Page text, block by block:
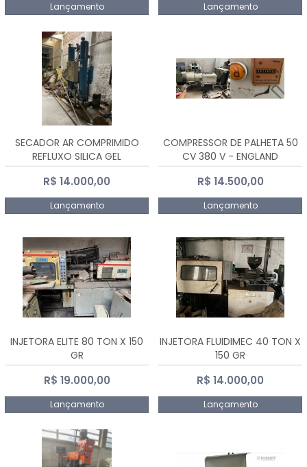
Lançamento Lançamento
SECADOR AR COMPRIMIDO
REFLUXO SILICA GEL
R$ 14.000,00
Lançamento
COMPRESSOR DE PALHETA 50
CV 380 V - ENGLAND
R$ 14.500,00
Lançamento
INJETORA ELITE 80 TON X 150
GR
R$ 19.000,00
Lançamento
INJETORA FLUIDIMEC 40 TON X
150 GR
R$ 14.000,00
Lançamento